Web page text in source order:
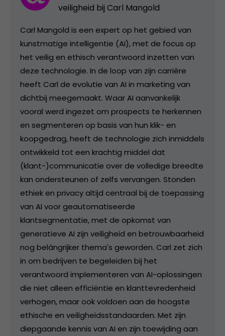
veiligheid bij Carl Mangold
Carl Mangold is een expert op het gebied van
kunstmatige intelligentie (AI), met de focus op
het veilig en ethisch verantwoord inzetten van
deze technologie. In de loop van zijn carrière
heeft Carl de evolutie van AI in marketing van
dichtbij meegemaakt. Waar AI aanvankelijk
vooral werd ingezet om prospects te herkennen
en segmenteren op basis van hun klik- en
koopgedrag, heeft de technologie zich inmiddels
ontwikkeld tot een krachtig middel dat
(klant-)communicatie over de volledige breedte
kan ondersteunen of zelfs vervangen. Stonden
ethiek en privacy altijd centraal bij de toepassing
van AI voor geautomatiseerde
klantsegmentatie, met de opkomst van
generatieve AI zijn veiligheid en betrouwbaarheid
nog belángrijker thema's geworden. Carl zet zich
in om bedrijven te begeleiden bij het
verantwoord implementeren van AI-oplossingen
die niet alleen efficiëntie en klanttevredenheid
verhogen, maar ook voldoen aan de hoogste
ethische en veiligheidsstandaarden. Met zijn
diepgaande kennis van AI en zijn toewijding aan